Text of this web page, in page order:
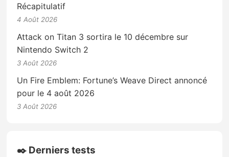
Récapitulatif
4 Août 2026
Attack on Titan 3 sortira le 10 décembre sur
Nintendo Switch 2
3 Août 2026
Un Fire Emblem: Fortune’s Weave Direct annoncé
pour le 4 août 2026
3 Août 2026
✒️ Derniers tests